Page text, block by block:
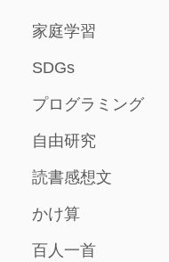
家庭学習
SDGs
プログラミング
自由研究
読書感想文
かけ算
百人一首